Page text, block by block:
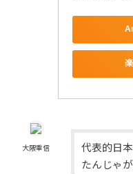
大隈重信
代表的日
たんじゃ